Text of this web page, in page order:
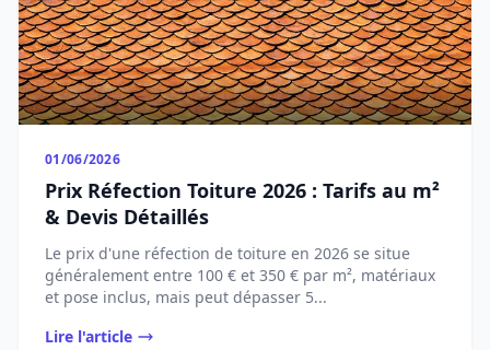
01/06/2026
Prix Réfection Toiture 2026 : Tarifs au m²
& Devis Détaillés
Le prix d'une réfection de toiture en 2026 se situe
généralement entre 100 € et 350 € par m², matériaux
et pose inclus, mais peut dépasser 5...
Lire l'article